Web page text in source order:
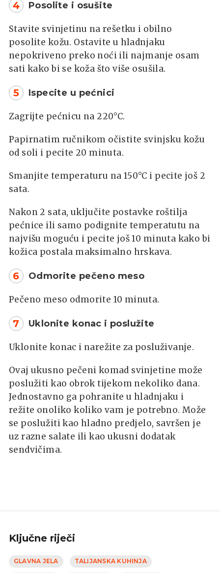
4 Posolite i osušite
Stavite svinjetinu na rešetku i obilno
posolite kožu. Ostavite u hladnjaku
nepokriveno preko noći ili najmanje osam
sati kako bi se koža što više osušila.
5 Ispecite u pećnici
Zagrijte pećnicu na 220°C.
Papirnatim ručnikom očistite svinjsku kožu
od soli i pecite 20 minuta.
Smanjite temperaturu na 150°C i pecite još 2
sata.
Nakon 2 sata, uključite postavke roštilja
pećnice ili samo podignite temperatutu na
najvišu moguću i pecite još 10 minuta kako bi
kožica postala maksimalno hrskava.
6 Odmorite pečeno meso
Pečeno meso odmorite 10 minuta.
7 Uklonite konac i poslužite
Uklonite konac i narežite za posluživanje.
Ovaj ukusno pečeni komad svinjetine može
poslužiti kao obrok tijekom nekoliko dana.
Jednostavno ga pohranite u hladnjaku i
režite onoliko koliko vam je potrebno. Može
se poslužiti kao hladno predjelo, savršen je
uz razne salate ili kao ukusni dodatak
sendvičima.
Ključne riječi
GLAVNA JELA TALIJANSKA KUHINJA